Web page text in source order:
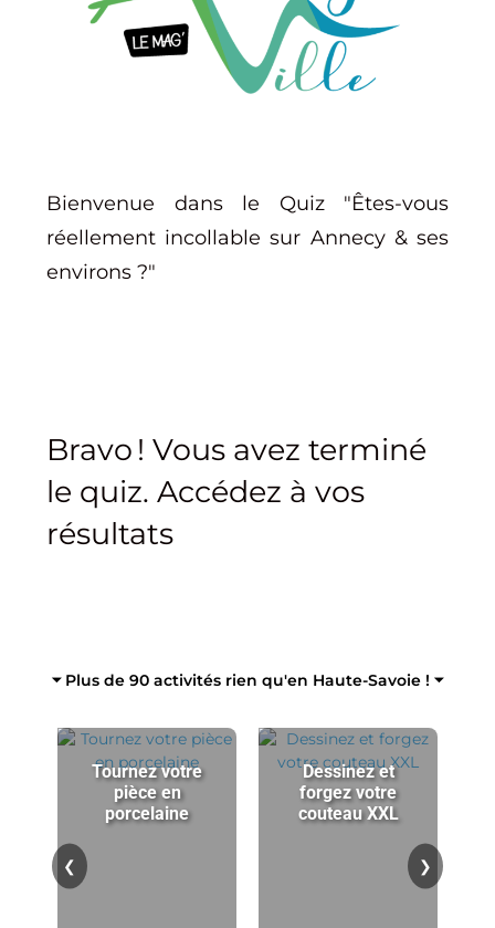
Bienvenue dans le Quiz "Êtes-vous
réellement incollable sur Annecy & ses
environs ?"
Bravo ! Vous avez terminé
le quiz. Accédez à vos
résultats
⏷ Plus de 90 activités rien qu'en Haute-Savoie ! ⏷
Tournez votre
pièce en
porcelaine
Dessinez et
forgez votre
couteau XXL
❮ ❯